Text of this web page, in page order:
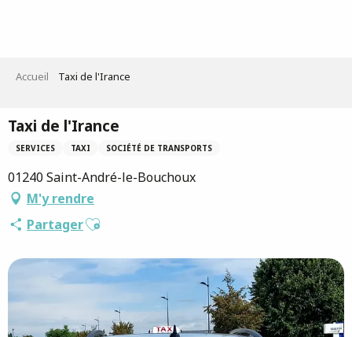
Accueil Taxi de l'Irance
Taxi de l'Irance
SERVICES TAXI SOCIÉTÉ DE TRANSPORTS
01240 Saint-André-le-Bouchoux
M'y rendre
PartagerAjouter aux favoris